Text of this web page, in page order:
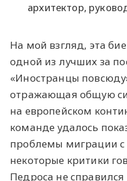
архитектор,
На мой взгляд, эта
одной из лучших за
«Иностранцы
отражающая общую
на европейском
команде удалось
проблемы миграции с
некоторые критики
Педроса не справился